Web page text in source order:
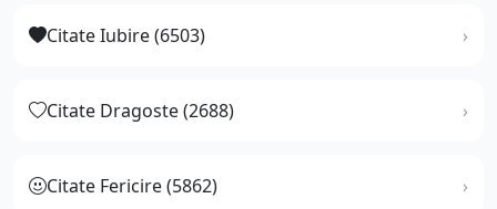
Citate Iubire (6503)
Citate Dragoste (2688)
Citate Fericire (5862)